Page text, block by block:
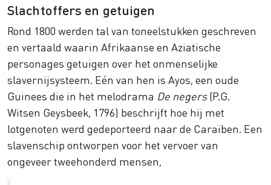
Slachtoffers en getuigen
Rond 1800 werden tal van toneelstukken geschreven
en vertaald waarin Afrikaanse en Aziatische
personages getuigen over het onmenselijke
slavernijsysteem. Eén van hen is Ayos, een oude
Guinees die in het melodrama De negers(P.G.
Witsen Geysbeek, 1796) beschrijft hoe hij met
lotgenoten werd gedeporteerd naar de Caraïben. Een
slavenschip ontworpen voor het vervoer van
ongeveer tweehonderd mensen,